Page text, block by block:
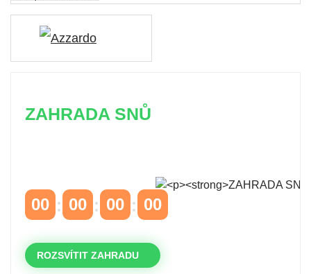
ZAHRADA SNŮ
00 00 00 00
ROZSVÍTIT ZAHRADU